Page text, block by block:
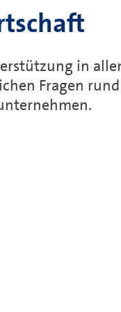
in
Fragen rund